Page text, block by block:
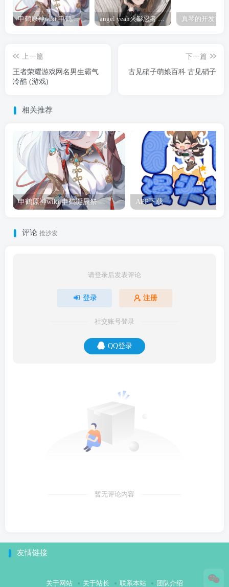
申鹤原神wiki 申鹤诞辰祭 angel yeah火影忍者 Angel
上一篇
王者荣耀游戏网名男生霸气
冷酷 (游戏)
下一篇
古见硝子萌娘百科 古见硝子
相关推荐
申鹤原神wiki 申鹤诞辰祭 APP下载
评论 抢沙发
请登录后发表评论
登录 注册
社交账号登录
QQ登录
暂无评论内容
友情链接
关于网站 关于站长 联系本站 团队介绍